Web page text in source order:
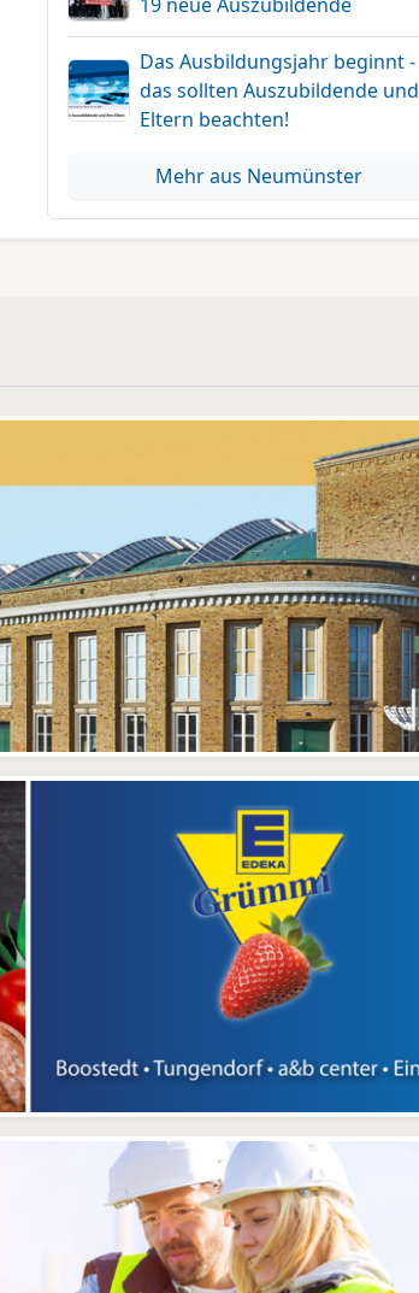
Das Ausbildungsjahr beginnt -
das sollten Auszubildende und
Eltern beachten!
Mehr aus Neumünster